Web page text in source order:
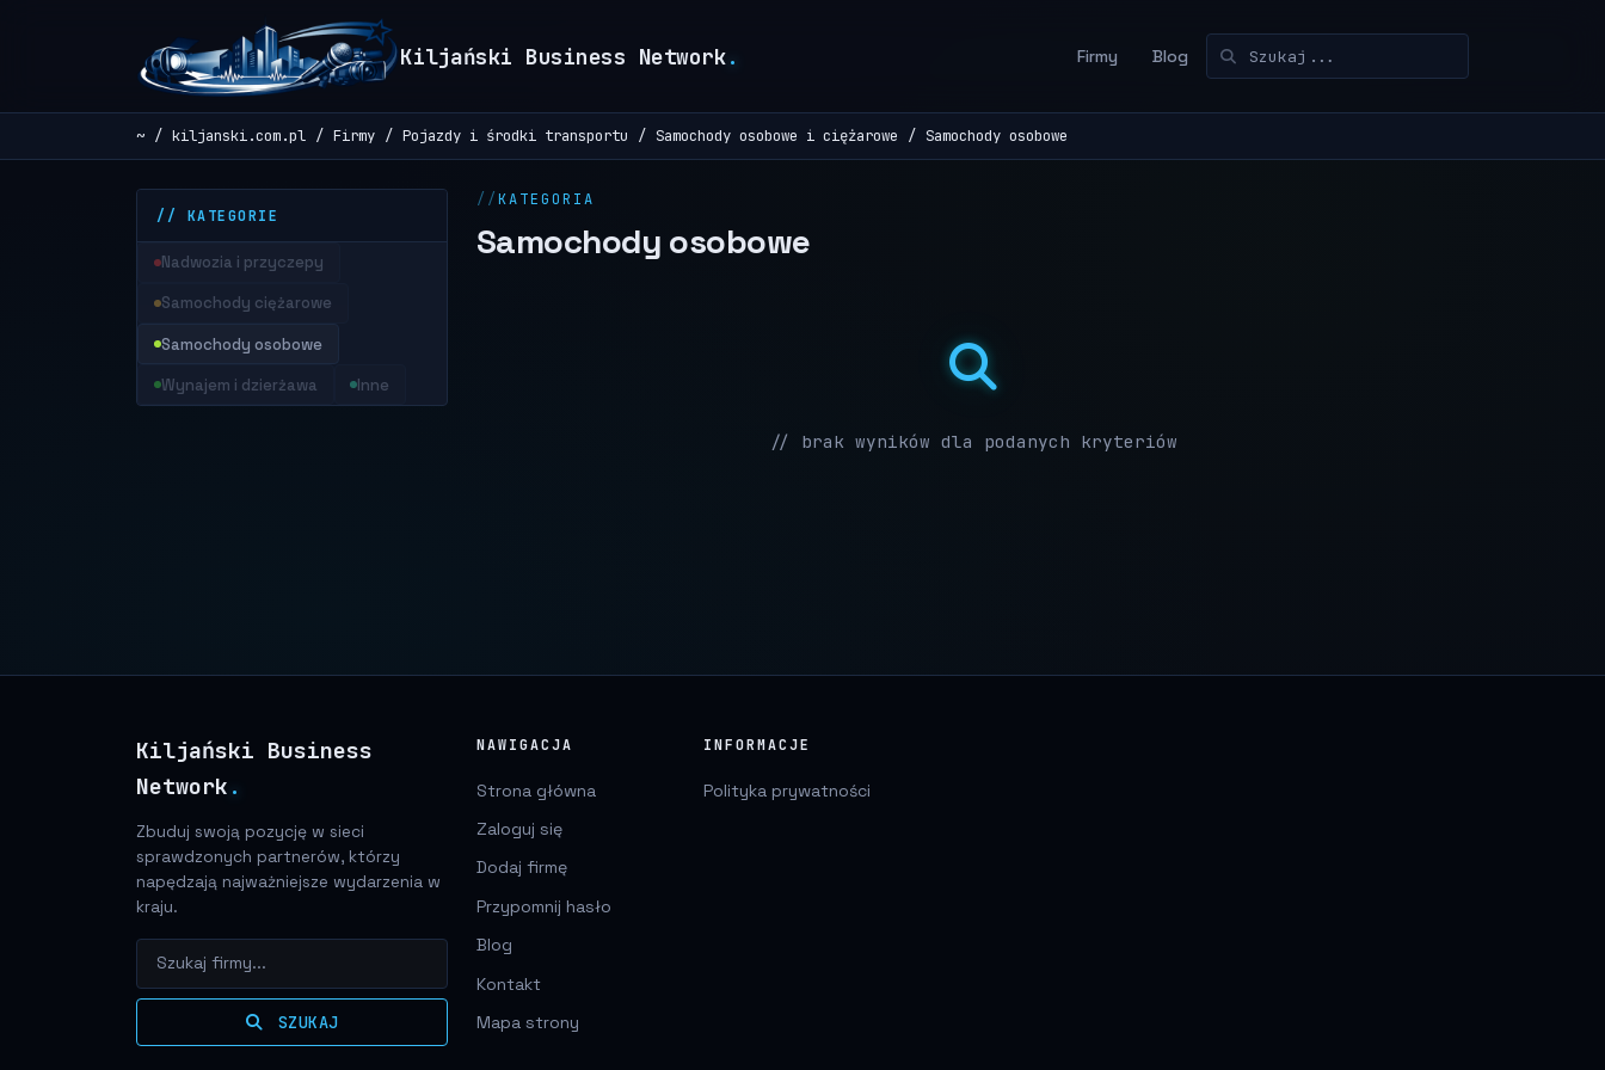
Kiljański Business Network. Firmy Blog
~ kiljanski.com.pl Firmy Pojazdy i środki transportu Samochody osobowe i ciężarowe Samochody osobowe
// KATEGORIE
Nadwozia i przyczepy
Samochody ciężarowe
Samochody osobowe
Wynajem i dzierżawa Inne
KATEGORIA
Samochody osobowe
// brak wyników dla podanych kryteriów
Kiljański Business
Network .
Zbuduj swoją pozycję w sieci
sprawdzonych partnerów, którzy
napędzają najważniejsze wydarzenia w
kraju.
SZUKAJ
NAWIGACJA
Strona główna
Zaloguj się
Dodaj firmę
Przypomnij hasło
Blog
Kontakt
Mapa strony
INFORMACJE
Polityka prywatności